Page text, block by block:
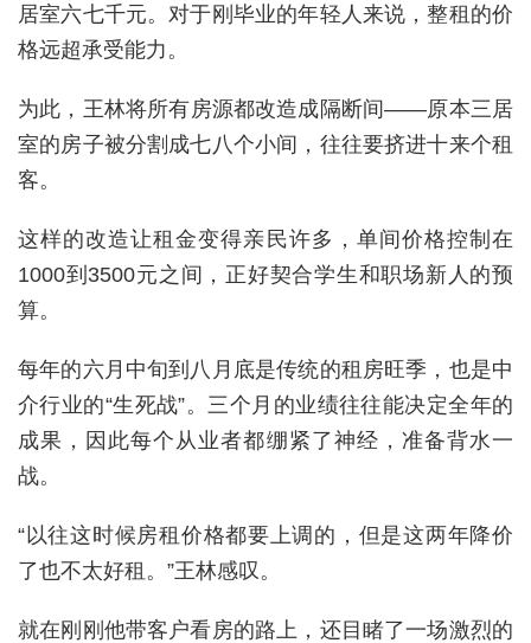
居室六七千元。对于刚毕业的年轻人来说，整租的价
格远超承受能力。
为此，王林将所有房源都改造成隔断间——原本三居
室的房子被分割成七八个小间，往往要挤进十来个租
客。
这样的改造让租金变得亲民许多，单间价格控制在
1000到3500元之间，正好契合学生和职场新人的预
算。
每年的六月中旬到八月底是传统的租房旺季，也是中
介行业的“生死战”。三个月的业绩往往能决定全年的
成果，因此每个从业者都绷紧了神经，准备背水一
战。
“以往这时候房租价格都要上调的，但是这两年降价
了也不太好租。”王林感叹。
就在刚刚他带客户看房的路上，还目睹了一场激烈的